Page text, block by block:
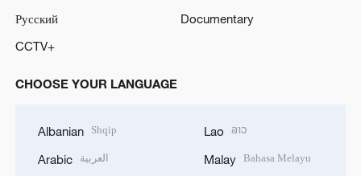
Русский
Documentary
CCTV+
CHOOSE YOUR LANGUAGE
Albanian Shqip
Arabic العربية
Lao ລາວ
Malay Bahasa Melayu